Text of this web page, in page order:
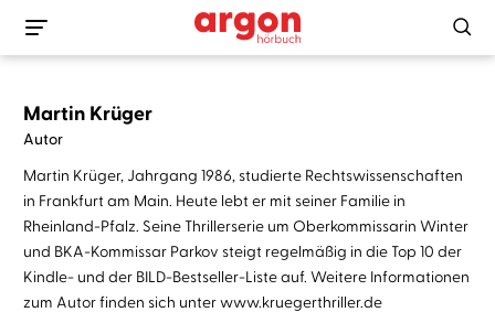
Martin Krüger
Autor
Martin Krüger, Jahrgang 1986, studierte Rechtswissenschaften
in Frankfurt am Main. Heute lebt er mit seiner Familie in
Rheinland-Pfalz. Seine Thrillerserie um Oberkommissarin Winter
und BKA-Kommissar Parkov steigt regelmäßig in die Top 10 der
Kindle- und der BILD-Bestseller-Liste auf. Weitere Informationen
zum Autor finden sich unter www.kruegerthriller.de